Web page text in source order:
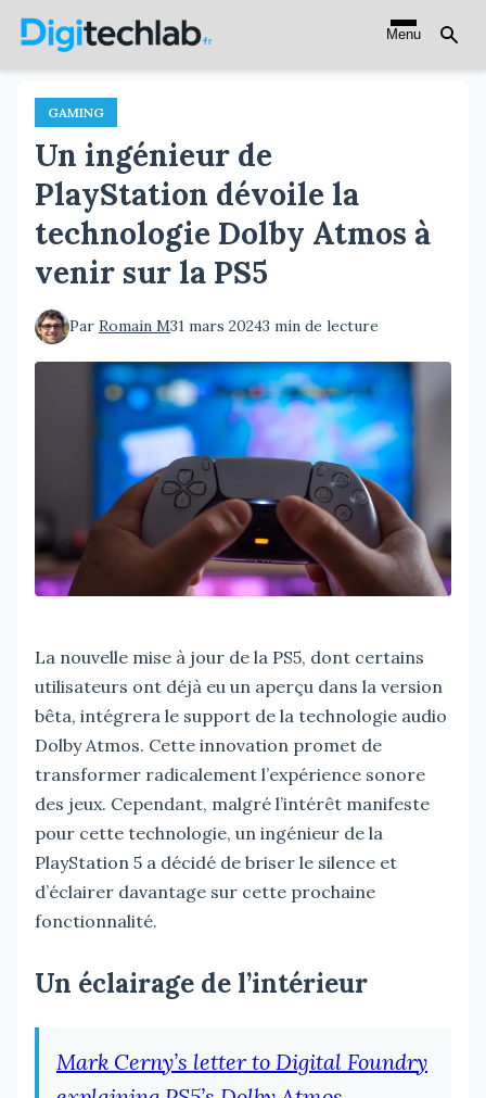
Aller
principal
Menu
GAMING
Un ingénieur de
PlayStation dévoile la
technologie Dolby Atmos à
venir sur la PS5
Par Romain M31 mars 20243 min de lecture
La nouvelle mise à jour de la PS5, dont certains
utilisateurs ont déjà eu un aperçu dans la version
bêta, intégrera le support de la technologie audio
Dolby Atmos. Cette innovation promet de
transformer radicalement l’expérience sonore
des jeux. Cependant, malgré l’intérêt manifeste
pour cette technologie, un ingénieur de la
PlayStation 5 a décidé de briser le silence et
d’éclairer davantage sur cette prochaine
fonctionnalité.
Un éclairage de l’intérieur
Mark Cerny’s letter to Digital Foundry